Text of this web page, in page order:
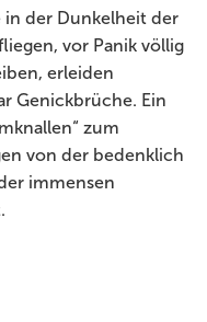
in der Dunkelheit der
vor Panik völlig
erleiden
Genickbrüche. Ein
zum
von der bedenklich
immensen